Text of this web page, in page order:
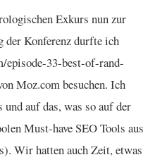
Exkurs nun zur
der Konferenz durfte ich
33-best-of-rand-
Moz.com besuchen. Ich
auf das, was so auf der
Must-have SEO Tools aus
Wir hatten auch Zeit, etwas